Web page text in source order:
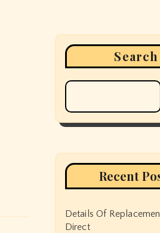
Search
Recent
Details Of
Direct